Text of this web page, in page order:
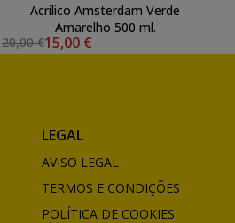
Acrilico Amsterdam Verde
Amarelho 500 ml.
20,00 €15,00 €
LEGAL
AVISO LEGAL
TERMOS E CONDIÇÕES
POLÍTICA DE COOKIES